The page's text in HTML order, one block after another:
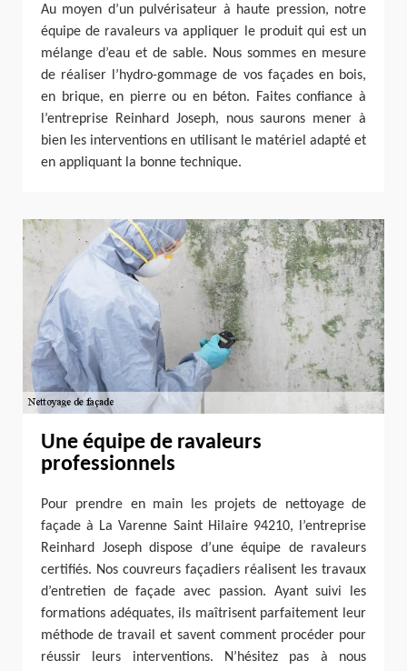
Au moyen d’un pulvérisateur à haute pression, notre
équipe de ravaleurs va appliquer le produit qui est un
mélange d’eau et de sable. Nous sommes en mesure
de réaliser l’hydro-gommage de vos façades en bois,
en brique, en pierre ou en béton. Faites confiance à
l’entreprise Reinhard Joseph, nous saurons mener à
bien les interventions en utilisant le matériel adapté et
en appliquant la bonne technique.
Une équipe de ravaleurs
professionnels
Pour prendre en main les projets de nettoyage de
façade à La Varenne Saint Hilaire 94210, l’entreprise
Reinhard Joseph dispose d’une équipe de ravaleurs
certifiés. Nos couvreurs façadiers réalisent les travaux
d’entretien de façade avec passion. Ayant suivi les
formations adéquates, ils maîtrisent parfaitement leur
méthode de travail et savent comment procéder pour
réussir leurs interventions. N’hésitez pas à nous